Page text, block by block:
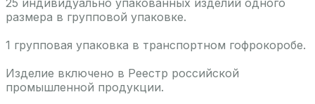
25 индивидуально упакованных изделий одного
размера в групповой упаковке.
1 групповая упаковка в транспортном гофрокоробе.
Изделие включено в Реестр российской
промышленной продукции.